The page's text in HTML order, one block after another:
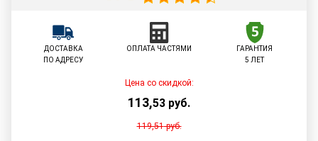
ДОСТАВКА
ПО АДРЕСУ
ОПЛАТА ЧАСТЯМИ
ГАРАНТИЯ
5 ЛЕТ
Цена со скидкой:
113,53 руб.
119,51руб.